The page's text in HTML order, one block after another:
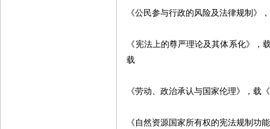
《公民参与行政的风险及法律规制》
《宪法上的尊严理论及其体系化》，
载
《劳动、政治承认与国家伦理》，载
《自然资源国家所有权的宪法规制功